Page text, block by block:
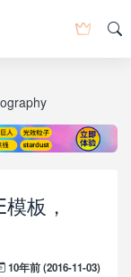
板，
10年前 (2016-11-03)